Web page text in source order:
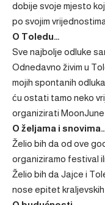
dobije svoje mjesto
po svojim
O Toledu…
Sve najbolje odluke
Odnedavno živim u
mojih spontanih
ću ostati tamo neko
organizirati
O željama i
Želio bih da od ove
organiziramo festival
Želio bih da Jajce i
nose epitet kraljevskih